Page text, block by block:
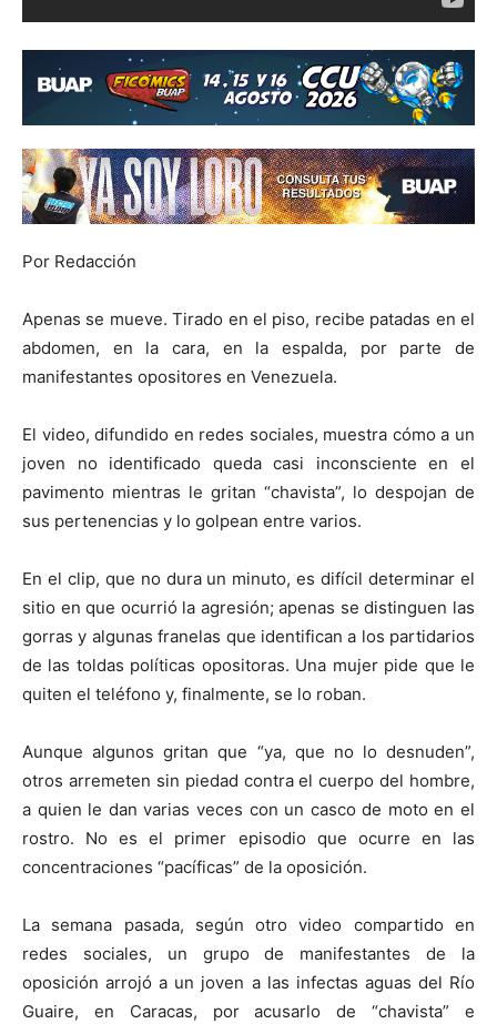
Por Redacción
Apenas se mueve. Tirado en el piso, recibe patadas en el
abdomen, en la cara, en la espalda, por parte de
manifestantes opositores en Venezuela.
El video, difundido en redes sociales, muestra cómo a un
joven no identificado queda casi inconsciente en el
pavimento mientras le gritan “chavista”, lo despojan de
sus pertenencias y lo golpean entre varios.
En el clip, que no dura un minuto, es difícil determinar el
sitio en que ocurrió la agresión; apenas se distinguen las
gorras y algunas franelas que identifican a los partidarios
de las toldas políticas opositoras. Una mujer pide que le
quiten el teléfono y, finalmente, se lo roban.
Aunque algunos gritan que “ya, que no lo desnuden”,
otros arremeten sin piedad contra el cuerpo del hombre,
a quien le dan varias veces con un casco de moto en el
rostro. No es el primer episodio que ocurre en las
concentraciones “pacíficas” de la oposición.
La semana pasada, según otro video compartido en
redes sociales, un grupo de manifestantes de la
oposición arrojó a un joven a las infectas aguas del Río
Guaire, en Caracas, por acusarlo de “chavista” e